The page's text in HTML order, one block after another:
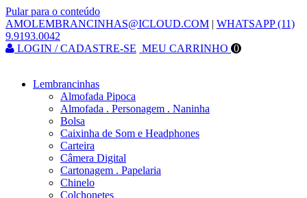
Pular para o conteúdo
AMOLEMBRANCINHAS@ICLOUD.COM | WHATSAPP (11)
9.9193.0042
LOGIN / CADASTRE-SE MEU CARRINHO 0
Lembrancinhas
Almofada Pipoca
Almofada . Personagem . Naninha
Bolsa
Caixinha de Som e Headphones
Carteira
Câmera Digital
Cartonagem . Papelaria
Chinelo
Colchonetes